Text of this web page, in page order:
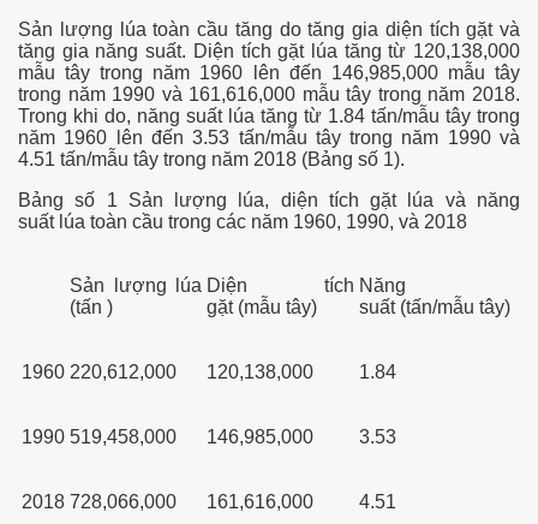
Sản lượng lúa toàn cầu tăng do tăng gia diện tích gặt và
tăng gia năng suất. Diện tích gặt lúa tăng từ 120,138,000
mẫu tây trong năm 1960 lên đến 146,985,000 mẫu tây
trong năm 1990 và 161,616,000 mẫu tây trong năm 2018.
Trong khi do, năng suất lúa tăng từ 1.84 tấn/mẫu tây trong
năm 1960 lên đến 3.53 tấn/mẫu tây trong năm 1990 và
4.51 tấn/mẫu tây trong năm 2018 (Bảng số 1).
Bảng số 1 Sản lượng lúa, diện tích gặt lúa và năng
suất lúa toàn cầu trong các năm 1960, 1990, và 2018
Sản lượng lúa
(tấn )
Diện tích
gặt (mẫu tây)
Năng
suất (tấn/mẫu tây)
1960 220,612,000 120,138,000 1.84
1990 519,458,000 146,985,000 3.53
2018 728,066,000 161,616,000 4.51